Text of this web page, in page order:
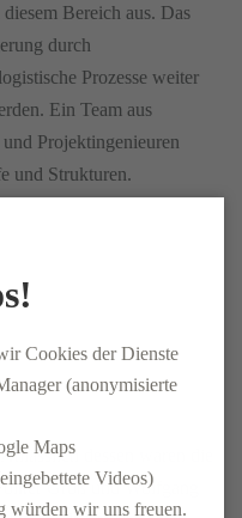
Bereich aus. Das
durch
Prozesse weiter
Ein Team aus
Projektingenieuren
und Strukturen.
dessen waren die
Groß und Wolfgang
Cookies der Dienste
(anonymisierte
Maps
Videos)
würden wir uns freuen.